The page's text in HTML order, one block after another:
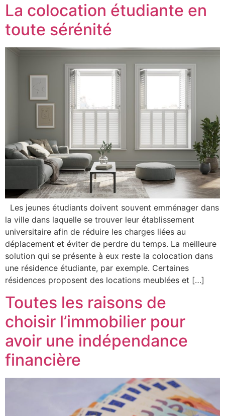
La colocation étudiante en
toute sérénité
Les jeunes étudiants doivent souvent emménager dans
la ville dans laquelle se trouver leur établissement
universitaire afin de réduire les charges liées au
déplacement et éviter de perdre du temps. La meilleure
solution qui se présente à eux reste la colocation dans
une résidence étudiante, par exemple. Certaines
résidences proposent des locations meublées et […]
Toutes les raisons de
choisir l’immobilier pour
avoir une indépendance
financière